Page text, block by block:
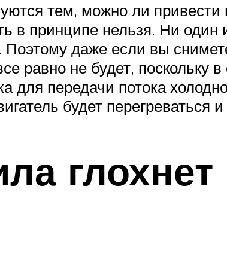
тем, можно ли
в принципе нельзя. Ни
даже если вы
равно не будет, поскольку
передачи потока
будет перегреваться и